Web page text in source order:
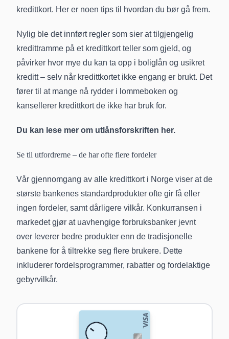
kredittkort. Her er noen tips til hvordan du bør gå frem.
Nylig ble det innført regler som sier at tilgjengelig
kredittramme på et kredittkort teller som gjeld, og
påvirker hvor mye du kan ta opp i boliglån og usikret
kreditt – selv når kredittkortet ikke engang er brukt. Det
fører til at mange nå rydder i lommeboken og
kansellerer kredittkort de ikke har bruk for.
Du kan lese mer om utlånsforskriften her.
Se til utfordrerne – de har ofte flere fordeler
Vår gjennomgang av alle kredittkort i Norge viser at de
største bankenes standardprodukter ofte gir få eller
ingen fordeler, samt dårligere vilkår. Konkurransen i
markedet gjør at uavhengige forbruksbanker jevnt
over leverer bedre produkter enn de tradisjonelle
bankene for å tiltrekke seg flere brukere. Dette
inkluderer fordelsprogrammer, rabatter og fordelaktige
gebyrvilkår.